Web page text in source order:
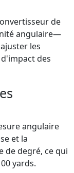
de
angulaire—
les
des
angulaire
et la
de degré, ce qui
yards.